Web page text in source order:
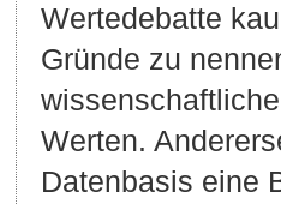
Wertedebatte
Gründe zu
Werten.
Datenbasis eine